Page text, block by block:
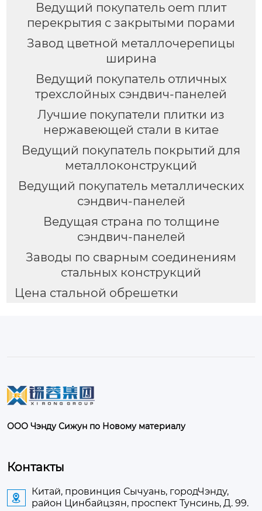
Ведущий покупатель oem плит
перекрытия с закрытыми порами
Завод цветной металлочерепицы
ширина
Ведущий покупатель отличных
трехслойных сэндвич-панелей
Лучшие покупатели плитки из
нержавеющей стали в китае
Ведущий покупатель покрытий для
металлоконструкций
Ведущий покупатель металлических
сэндвич-панелей
Ведущая страна по толщине
сэндвич-панелей
Заводы по сварным соединениям
стальных конструкций
Цена стальной обрешетки
ООО Чэнду Сижун по Новому материалу
Контакты

Китай, провинция Сычуань, городЧэнду,
район Цинбайцзян, проспект Тунсинь, Д. 99.